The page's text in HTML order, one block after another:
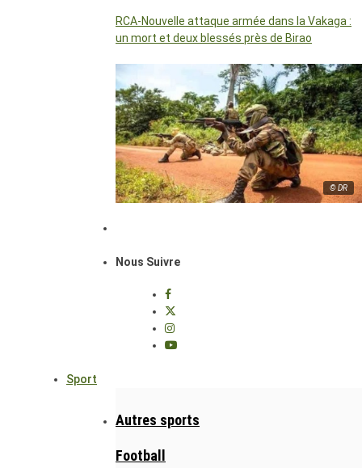
RCA-Nouvelle attaque armée dans la Vakaga :
un mort et deux blessés près de Birao
© DR
Nous Suivre
Sport
Autres sports
Football